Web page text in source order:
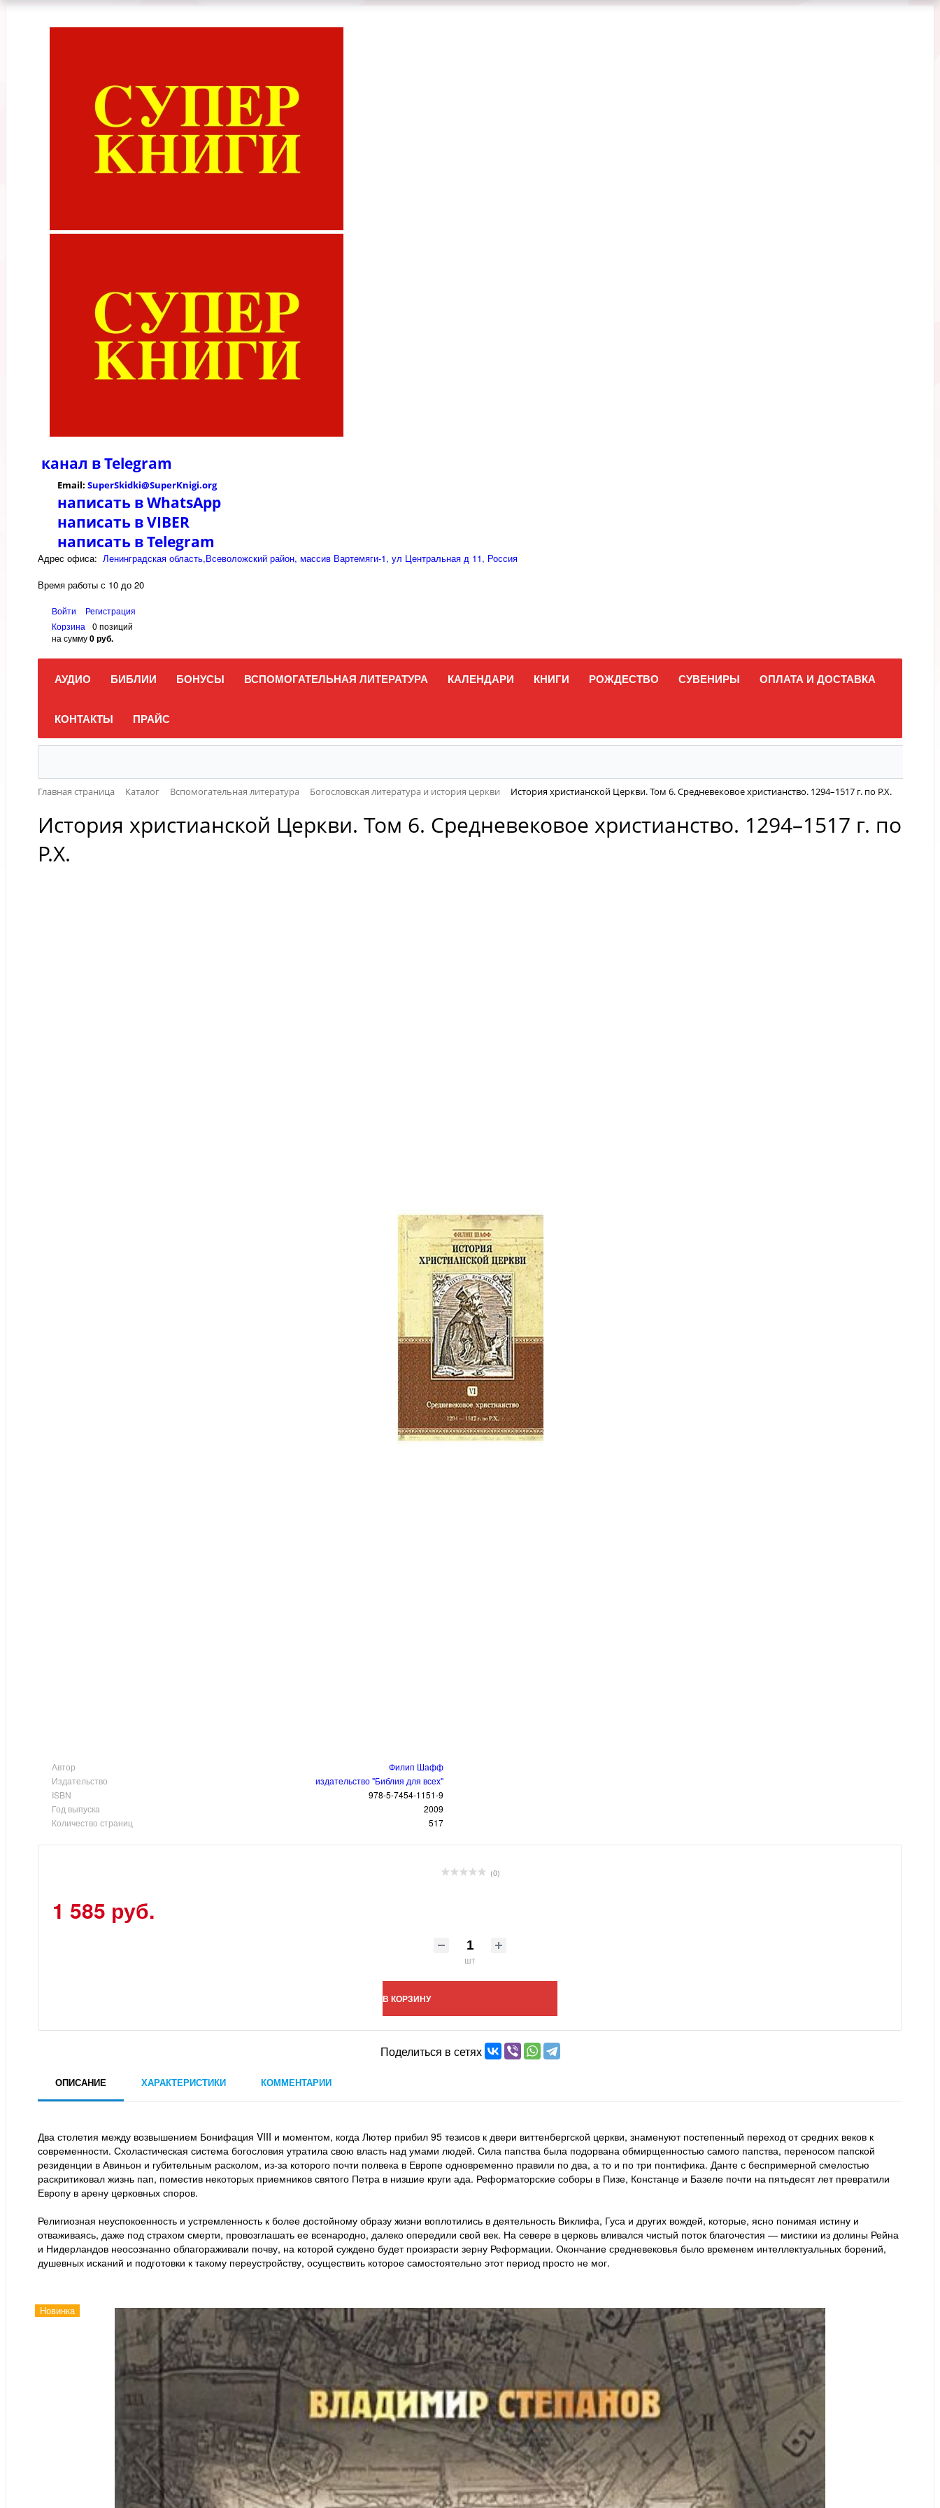
канал вTelegram
Email: SuperSkidki@SuperKnigi.org
написать в WhatsApp
написать в VIBER
написать в Telegram
Адрес офиса: Ленинградская область,Всеволожский район, массив Вартемяги-1, ул Центральная д 11, Россия
Время работы с 10 до 20
Войти
Регистрация
Корзина
0 позиций
на сумму0 руб.
АУДИО БИБЛИИ БОНУСЫ ВСПОМОГАТЕЛЬНАЯ ЛИТЕРАТУРА КАЛЕНДАРИ КНИГИ РОЖДЕСТВО СУВЕНИРЫ ОПЛАТА И ДОСТАВКА
КОНТАКТЫ ПРАЙС
Главная страница Каталог Вспомогательная литература Богословская литература и история церкви История христианской Церкви. Том 6. Средневековое христианство. 1294–1517 г. по Р.Х.
История христианской Церкви. Том 6. Средневековое христианство. 1294–1517 г. по
Р.Х.
Автор
Филип Шафф
Издательство
издательство "Библия для всех"
ISBN
978-5-7454-1151-9
Год выпуска
2009
Количество страниц
517
(0)
1 585 руб.
шт
В КОРЗИНУ
Поделиться в сетях
ОПИСАНИЕ ХАРАКТЕРИСТИКИ КОММЕНТАРИИ
Два столетия между возвышением Бонифация VIII и моментом, когда Лютер прибил 95 тезисов к двери виттенбергской церкви, знаменуют постепенный переход от средних веков к
современности. Схоластическая система богословия утратила свою власть над умами людей. Сила папства была подорвана обмирщенностью самого папства, переносом папской
резиденции в Авиньон и губительным расколом, из-за которого почти полвека в Европе одновременно правили по два, а то и по три понтифика. Данте с беспримерной смелостью
раскритиковал жизнь пап, поместив некоторых приемников святого Петра в низшие круги ада. Реформаторские соборы в Пизе, Констанце и Базеле почти на пятьдесят лет превратили
Европу в арену церковных споров.
Религиозная неуспокоенность и устремленность к более достойному образу жизни воплотились в деятельность Виклифа, Гуса и других вождей, которые, ясно понимая истину и
отваживаясь, даже под страхом смерти, провозглашать ее всенародно, далеко опередили свой век. На севере в церковь вливался чистый поток благочестия — мистики из долины Рейна
и Нидерландов неосознанно облагораживали почву, на которой суждено будет произрасти зерну Реформации. Окончание средневековья было временем интеллектуальных борений,
душевных исканий и подготовки к такому переустройству, осуществить которое самостоятельно этот период просто не мог.
Новинка